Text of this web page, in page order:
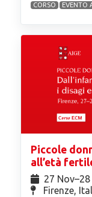
CORSO EVENTO
Piccole
all’età
27
Firenze,